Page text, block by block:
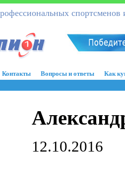
спортсменов
Контакты Вопросы и ответы
Как
12.10.2016